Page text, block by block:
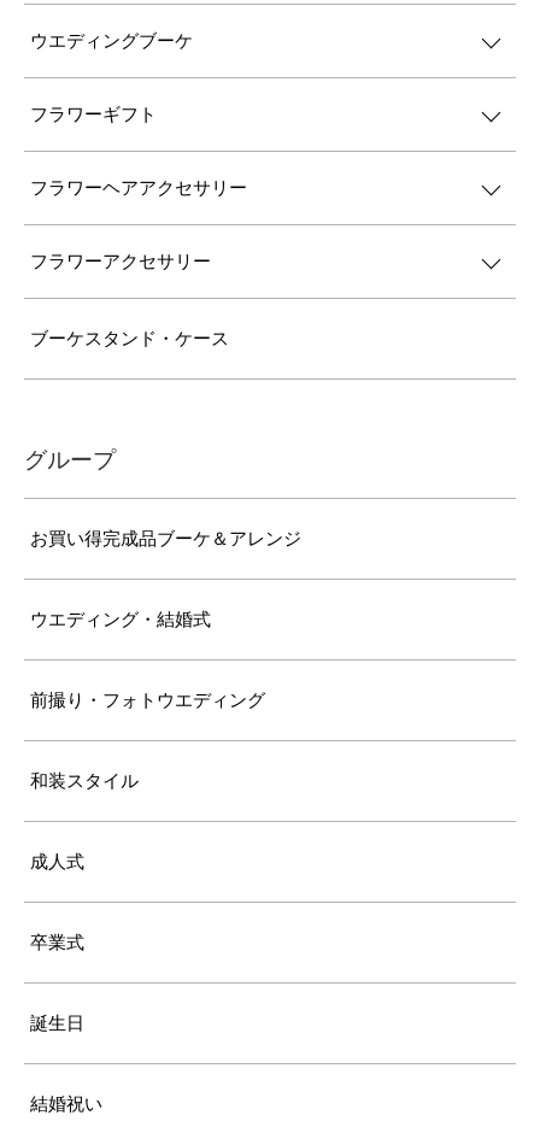
ウエディングブーケ
フラワーギフト
フラワーヘアアクセサリー
フラワーアクセサリー
ブーケスタンド・ケース
グループ
お買い得完成品ブーケ＆アレンジ
ウエディング・結婚式
前撮り・フォトウエディング
和装スタイル
成人式
卒業式
誕生日
結婚祝い